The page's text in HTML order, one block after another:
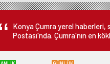
Konya Çumra yerel haberleri,
Postası'nda. Çumra'nın en